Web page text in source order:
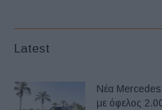
Latest
Νέα
με όφελος